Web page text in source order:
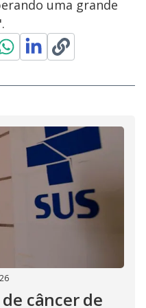
uma grande
câncer de